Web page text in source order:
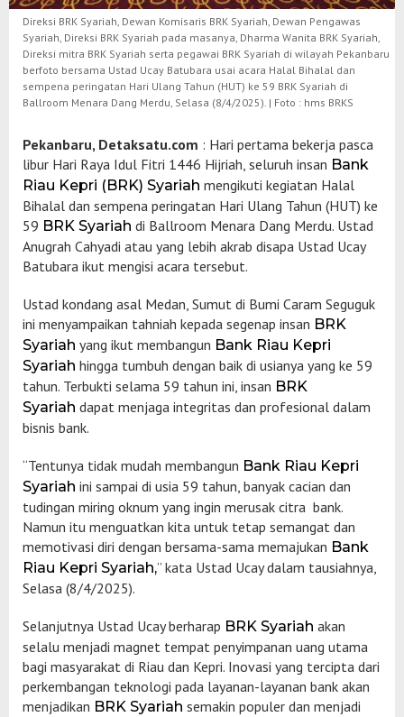
Direksi BRK Syariah, Dewan Komisaris BRK Syariah, Dewan Pengawas
Syariah, Direksi BRK Syariah pada masanya, Dharma Wanita BRK Syariah,
Direksi mitra BRK Syariah serta pegawai BRK Syariah di wilayah Pekanbaru
berfoto bersama Ustad Ucay Batubara usai acara Halal Bihalal dan
sempena peringatan Hari Ulang Tahun (HUT) ke 59 BRK Syariah di
Ballroom Menara Dang Merdu, Selasa (8/4/2025). | Foto : hms BRKS
Pekanbaru, Detaksatu.com : Hari pertama bekerja pasca
libur Hari Raya Idul Fitri 1446 Hijriah, seluruh insan Bank
Riau Kepri (BRK) Syariah mengikuti kegiatan Halal
Bihalal dan sempena peringatan Hari Ulang Tahun (HUT) ke
59 BRK Syariah di Ballroom Menara Dang Merdu. Ustad
Anugrah Cahyadi atau yang lebih akrab disapa Ustad Ucay
Batubara ikut mengisi acara tersebut.
Ustad kondang asal Medan, Sumut di Bumi Caram Seguguk
ini menyampaikan tahniah kepada segenap insan BRK
Syariah yang ikut membangun Bank Riau Kepri
Syariah hingga tumbuh dengan baik di usianya yang ke 59
tahun. Terbukti selama 59 tahun ini, insan BRK
Syariah dapat menjaga integritas dan profesional dalam
bisnis bank.
“Tentunya tidak mudah membangun Bank Riau Kepri
Syariah ini sampai di usia 59 tahun, banyak cacian dan
tudingan miring oknum yang ingin merusak citra bank.
Namun itu menguatkan kita untuk tetap semangat dan
memotivasi diri dengan bersama-sama memajukan Bank
Riau Kepri Syariah,” kata Ustad Ucay dalam tausiahnya,
Selasa (8/4/2025).
Selanjutnya Ustad Ucay berharap BRK Syariah akan
selalu menjadi magnet tempat penyimpanan uang utama
bagi masyarakat di Riau dan Kepri. Inovasi yang tercipta dari
perkembangan teknologi pada layanan-layanan bank akan
menjadikan BRK Syariah semakin populer dan menjadi